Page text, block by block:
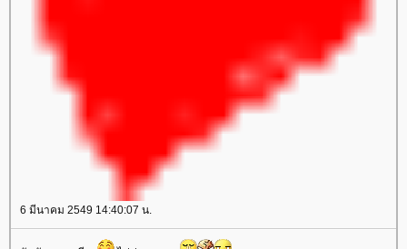
6 มีนาคม 2549 14:40:07 น.